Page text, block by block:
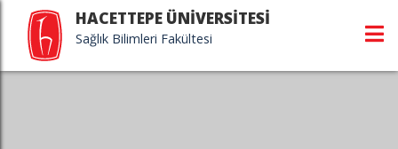
HACETTEPE ÜNİVERSİTESİ
Sağlık Bilimleri Fakültesi